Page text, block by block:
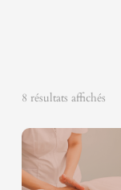
8 résultats affichés